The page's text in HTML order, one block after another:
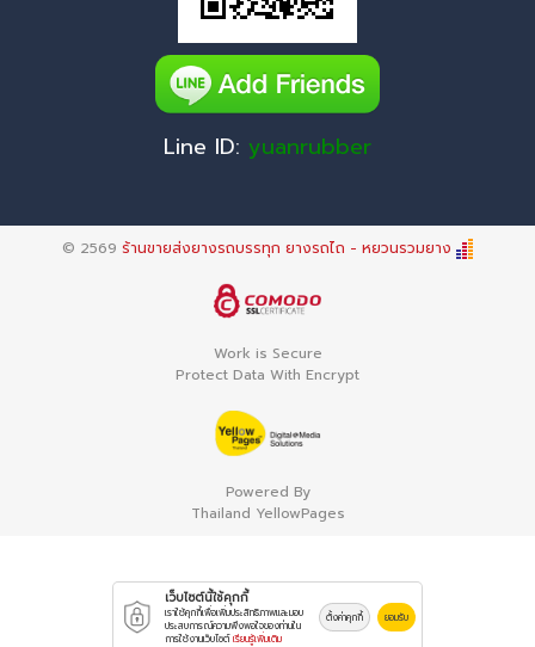
Line ID: yuanrubber
© 2569 ร้านขายส่งยางรถบรรทุก ยางรถไถ - หยวนรวมยาง
Work is Secure
Protect Data With Encrypt
Powered By
Thailand YellowPages
เว็บไซต์นี้ใช้คุกกี้
เราใช้คุกกี้เพื่อเพิ่มประสิทธิภาพและมอบ
ประสบการณ์ความพึงพอใจของท่านใน
การใช้งานเว็บไซต์เรียนรู้เพิ่มเติม
ตั้งค่าคุกกี้ ยอมรับ